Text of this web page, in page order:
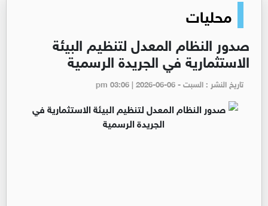
محليات
صدور النظام المعدل لتنظيم البيئة
الاستثمارية في الجريدة الرسمية
تاريخ النشر : السبت - pm 03:06 | 2026-06-06